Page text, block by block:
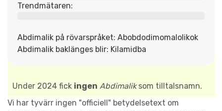
Trendmätaren:
Abdimalik på rövarspråket: Abobdodimomalolikok
Abdimalik baklänges blir: Kilamidba
Under 2024 fick ingen Abdimaliksom tilltalsnamn.
Vi har tyvärr ingen "officiell" betydelsetext om